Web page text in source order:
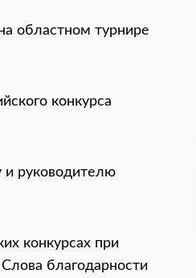
областном турнире
конкурса
и руководителю
конкурсах при
благодарности